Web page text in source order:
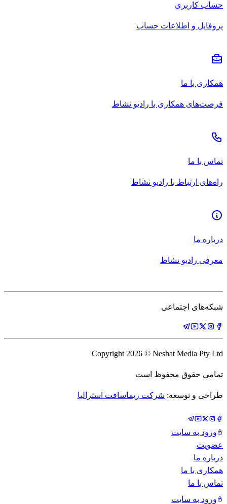
حساب کاربری
پروفایل و اطلاعات حساب
همکاری با ما
فرصت‌های همکاری با رادیو نشاط
تماس با ما
راه‌های ارتباط با رادیو نشاط
درباره ما
معرفی رادیو نشاط
شبکه‌های اجتماعی
Copyright 2026 © Neshat Media Pty Ltd
تمامی حقوق محفوظ است
طراحی و توسعه: شرکت ریماسافت استرالیا
ورود به سایت
عضویت
درباره ما
همکاری با ما
تماس با ما
ورود به سایت